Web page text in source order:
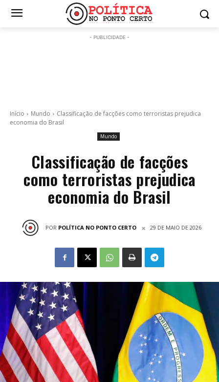
- PUBLICIDADE -
Início Mundo
Classificação de facções como terroristas prejudica
economia do Brasil
Mundo
Classificação de facções
como terroristas prejudica
economia do Brasil
POR POLÍTICA NO PONTO CERTO 29 DE MAIO DE 2026